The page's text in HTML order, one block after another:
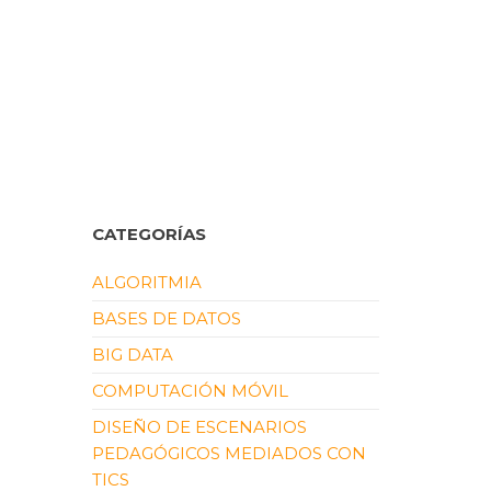
CATEGORÍAS
ALGORITMIA
BASES DE DATOS
BIG DATA
COMPUTACIÓN MÓVIL
DISEÑO DE ESCENARIOS
PEDAGÓGICOS MEDIADOS CON
TICS